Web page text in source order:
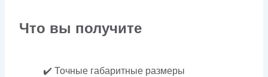
Что вы получите
✔️ Точные габаритные размеры